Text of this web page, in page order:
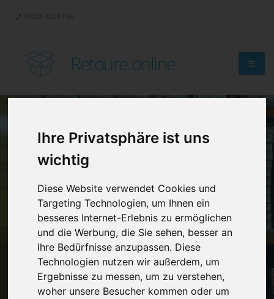
Ihre Privatsphäre ist uns
wichtig
Diese Website verwendet Cookies und
Targeting Technologien, um Ihnen ein
besseres Internet-Erlebnis zu ermöglichen
und die Werbung, die Sie sehen, besser an
Ihre Bedürfnisse anzupassen. Diese
Technologien nutzen wir außerdem, um
Ergebnisse zu messen, um zu verstehen,
woher unsere Besucher kommen oder um
Retoure.online
Retouren-
Management?
Vereinbaren Sie einenRückruf